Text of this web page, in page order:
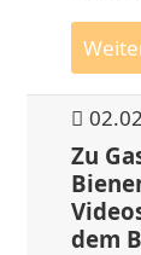
Zu
dem